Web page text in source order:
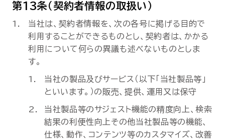
第13条（契約者情報の取扱い）
当社は、契約者情報を、次の各号に掲げる目的で
利用することができるものとし、契約者は、かかる
利用について何らの異議も述べないものとしま
す。
当社の製品及びサービス（以下「当社製品等」
といいます。）の販売、提供、運用又は保守
当社製品等のサジェスト機能の精度向上、検索
結果の利便性向上その他当社製品等の機能、
仕様、動作、コンテンツ等のカスタマイズ、改善